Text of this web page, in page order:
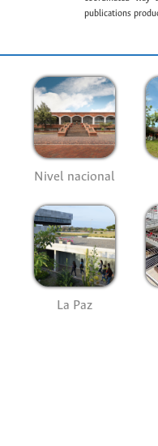
publications
Nivel nacional
La Paz